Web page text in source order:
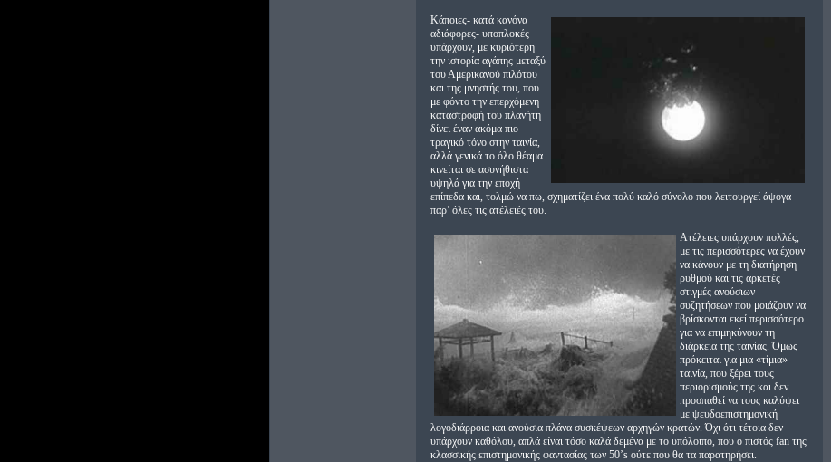
Κάποιες- κατά κανόνα
αδιάφορες- υποπλοκές
υπάρχουν, με κυριότερη
την ιστορία αγάπης μεταξύ
του Αμερικανού πιλότου
και της μνηστής του, που
με φόντο την επερχόμενη
καταστροφή του πλανήτη
δίνει έναν ακόμα πιο
τραγικό τόνο στην ταινία,
αλλά γενικά το όλο θέαμα
κινείται σε ασυνήθιστα
υψηλά για την εποχή
επίπεδα και, τολμώ να πω, σχηματίζει ένα πολύ καλό σύνολο που λειτουργεί άψογα
παρ’ όλες τις ατέλειές του.
Ατέλειες υπάρχουν πολλές,
με τις περισσότερες να έχουν
να κάνουν με τη διατήρηση
ρυθμού και τις αρκετές
στιγμές ανούσιων
συζητήσεων που μοιάζουν να
βρίσκονται εκεί περισσότερο
για να επιμηκύνουν τη
διάρκεια της ταινίας. Όμως
πρόκειται για μια «τίμια»
ταινία, που ξέρει τους
περιορισμούς της και δεν
προσπαθεί να τους καλύψει
με ψευδοεπιστημονική
λογοδιάρροια και ανούσια πλάνα συσκέψεων αρχηγών κρατών. Όχι ότι τέτοια δεν
υπάρχουν καθόλου, απλά είναι τόσο καλά δεμένα με το υπόλοιπο, που ο πιστός fan της
κλασσικής επιστημονικής φαντασίας των 50’s ούτε που θα τα παρατηρήσει.